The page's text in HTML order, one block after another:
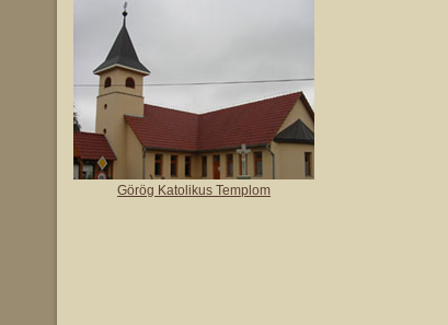
Görög Katolikus Templom